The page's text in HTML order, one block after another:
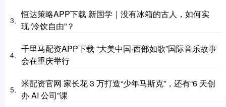
3、
恒达策略APP下载 新国学｜没有冰箱的古人，如何实
现“冷饮自由”？
4、
千里马配资APP下载 “大美中国·西部如歌”国际音乐故事
会在重庆举行
5、
米配资官网 家长花 3 万打造“少年马斯克”，还有“6 天创
办 AI 公司”课